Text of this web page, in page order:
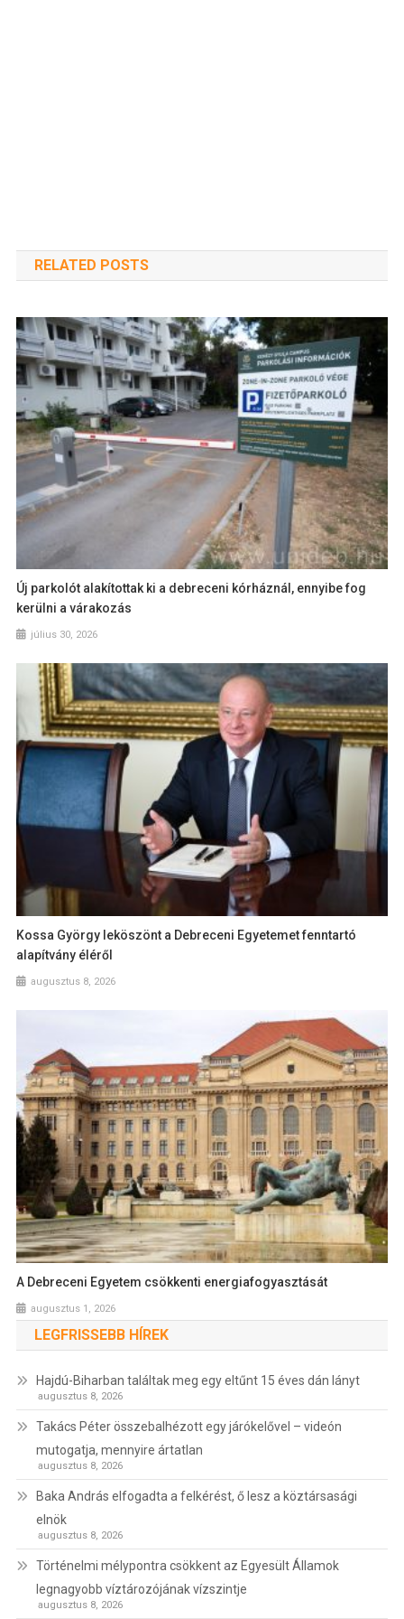
RELATED POSTS
Új parkolót alakítottak ki a debreceni kórháznál, ennyibe fog
kerülni a várakozás
július 30, 2026
Kossa György leköszönt a Debreceni Egyetemet fenntartó
alapítvány éléről
augusztus 8, 2026
A Debreceni Egyetem csökkenti energiafogyasztását
augusztus 1, 2026
LEGFRISSEBB HÍREK
Hajdú-Biharban találtak meg egy eltűnt 15 éves dán lányt
augusztus 8, 2026
Takács Péter összebalhézott egy járókelővel – videón
mutogatja, mennyire ártatlan
augusztus 8, 2026
Baka András elfogadta a felkérést, ő lesz a köztársasági
elnök
augusztus 8, 2026
Történelmi mélypontra csökkent az Egyesült Államok
legnagyobb víztározójának vízszintje
augusztus 8, 2026